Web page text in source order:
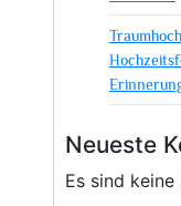
Neueste
Es sind